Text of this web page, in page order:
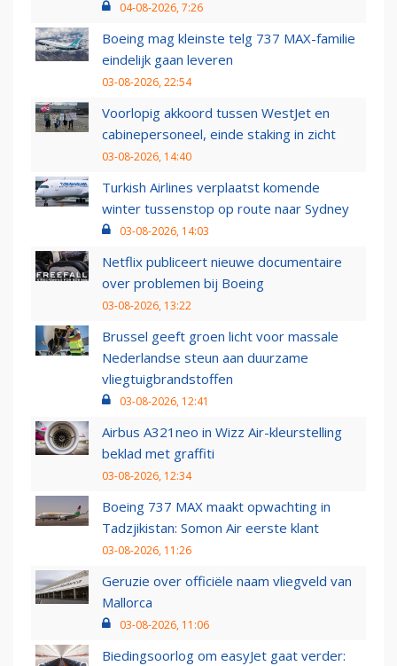
04-08-2026, 7:26
Boeing mag kleinste telg 737 MAX-familie
eindelijk gaan leveren
03-08-2026, 22:54
Voorlopig akkoord tussen WestJet en
cabinepersoneel, einde staking in zicht
03-08-2026, 14:40
Turkish Airlines verplaatst komende
winter tussenstop op route naar Sydney
03-08-2026, 14:03
Netflix publiceert nieuwe documentaire
over problemen bij Boeing
03-08-2026, 13:22
Brussel geeft groen licht voor massale
Nederlandse steun aan duurzame
vliegtuigbrandstoffen
03-08-2026, 12:41
Airbus A321neo in Wizz Air-kleurstelling
beklad met graffiti
03-08-2026, 12:34
Boeing 737 MAX maakt opwachting in
Tadzjikistan: Somon Air eerste klant
03-08-2026, 11:26
Geruzie over officiële naam vliegveld van
Mallorca
03-08-2026, 11:06
Biedingsoorlog om easyJet gaat verder: